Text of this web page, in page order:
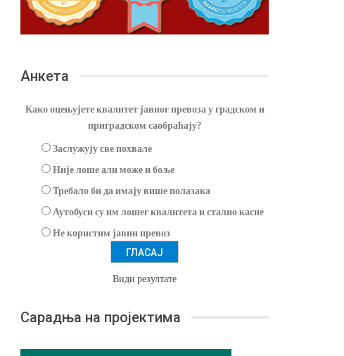
Анкета
Како оцењујете квалитет јавног превоза у градском и
приградском саобраћају?
Заслужују све похвале
Није лоше али може и боље
Требало би да имају више полазака
Аутобуси су им лошег квалитета и стално касне
Не користим јавни превоз
Види резултате
Сарадња на пројектима